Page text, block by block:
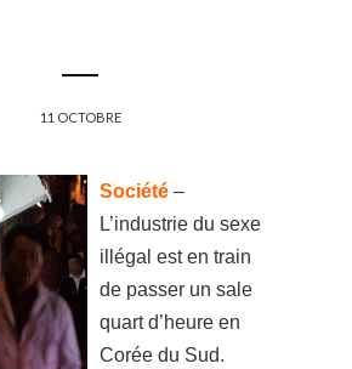
11 OCTOBRE
Société –
L’industrie du sexe
illégal est en train
de passer un sale
quart d’heure en
Corée du Sud.